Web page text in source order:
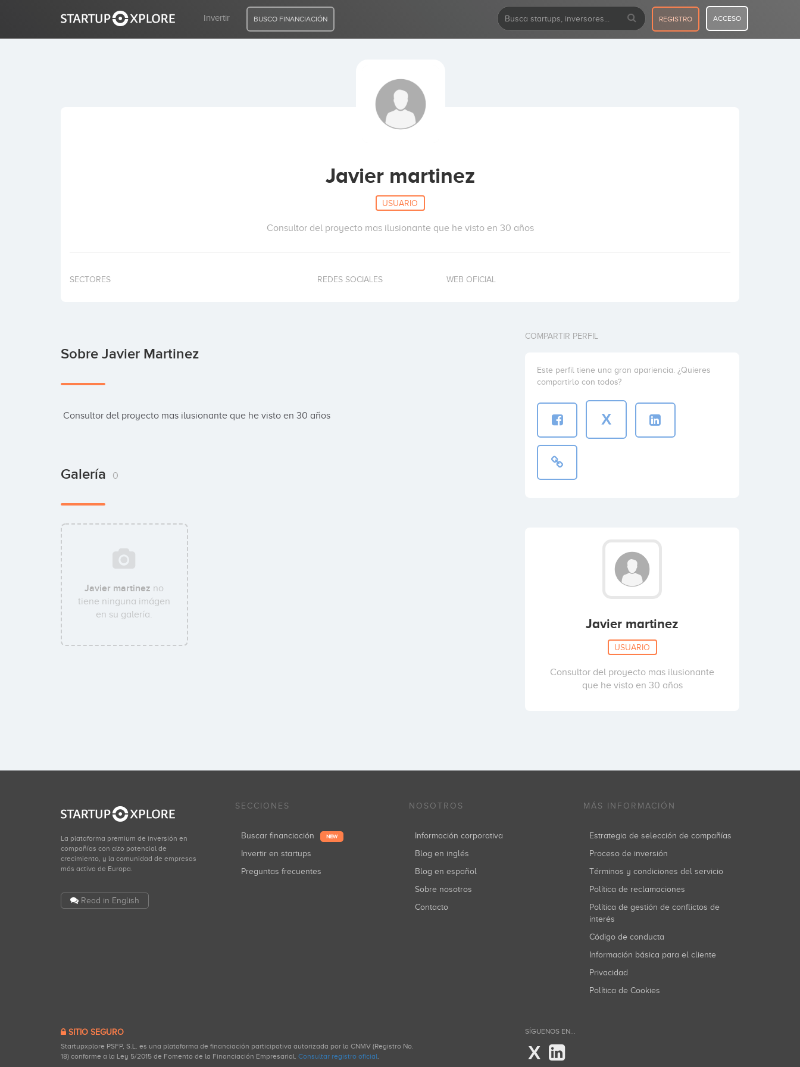
Invertir BUSCO FINANCIACIÓN REGISTRO ACCESO
Javier martinez
USUARIO
Consultor del proyecto mas ilusionante que he visto en 30 años
SECTORES REDES SOCIALES WEB OFICIAL
Sobre Javier Martinez
Consultor del proyecto mas ilusionante que he visto en 30 años
Galería 0
Javier martinez no
tiene ninguna imágen
en su galería.
COMPARTIR PERFIL
Este perfil tiene una gran apariencia. ¿Quieres
compartirlo con todos?
X
Javier martinez
USUARIO
Consultor del proyecto mas ilusionante
que he visto en 30 años
La plataforma premium de inversión en
compañías con alto potencial de
crecimiento, y la comunidad de empresas
más activa de Europa.
Read in English
SECCIONES
Buscar financiación NEW
Invertir en startups
Preguntas frecuentes
NOSOTROS
Información corporativa
Blog en inglés
Blog en español
Sobre nosotros
Contacto
MÁS INFORMACIÓN
Estrategia de selección de compañías
Proceso de inversión
Términos y condiciones del servicio
Política de reclamaciones
Política de gestión de conflictos de
interés
Código de conducta
Información básica para el cliente
Privacidad
Política de Cookies
SITIO SEGURO
Startupxplore PSFP, S.L. es una plataforma de financiación participativa autorizada por la CNMV (Registro No.
18) conforme a la Ley 5/2015 de Fomento de la Financiación Empresarial. Consultar registro oficial.
SÍGUENOS EN...
X